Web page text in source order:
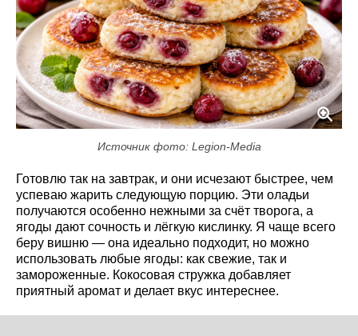
Источник фото: Legion-Media
Готовлю так на завтрак, и они исчезают быстрее, чем
успеваю жарить следующую порцию. Эти оладьи
получаются особенно нежными за счёт творога, а
ягоды дают сочность и лёгкую кислинку. Я чаще всего
беру вишню — она идеально подходит, но можно
использовать любые ягоды: как свежие, так и
замороженные. Кокосовая стружка добавляет
приятный аромат и делает вкус интереснее.